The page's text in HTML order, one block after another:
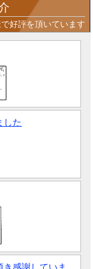
好評を頂いています
した
感謝していま